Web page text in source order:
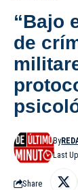
“Bajo
de
Last
By
Share